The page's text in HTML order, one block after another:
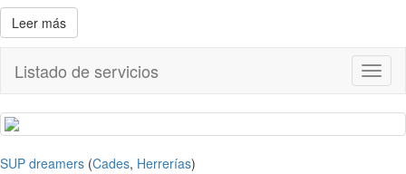
Leer más
Listado de servicios
SUP dreamers (Cades, Herrerías)